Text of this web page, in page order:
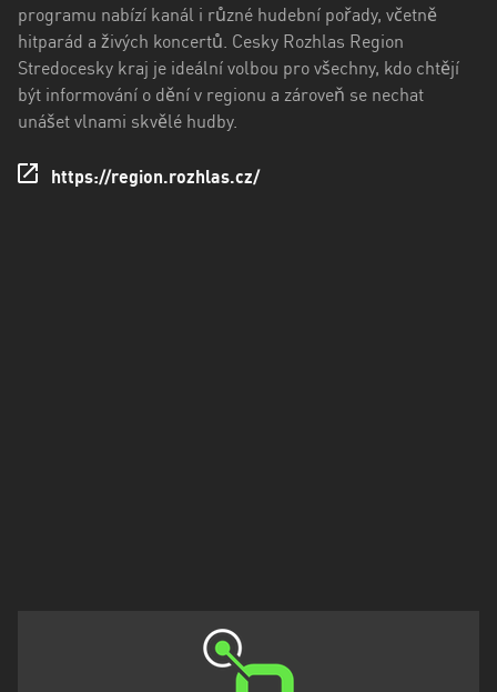
Ústecký
kraj
Zlínský
kraj
programu nabízí kanál i různé hudební pořady, včetně
hitparád a živých koncertů. Cesky Rozhlas Region
Stredocesky kraj je ideální volbou pro všechny, kdo chtějí
být informování o dění v regionu a zároveň se nechat
unášet vlnami skvělé hudby.
https://region.rozhlas.cz/